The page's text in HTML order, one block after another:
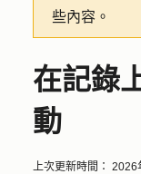
些內容。
在記錄
動
上次更新時間： 2026